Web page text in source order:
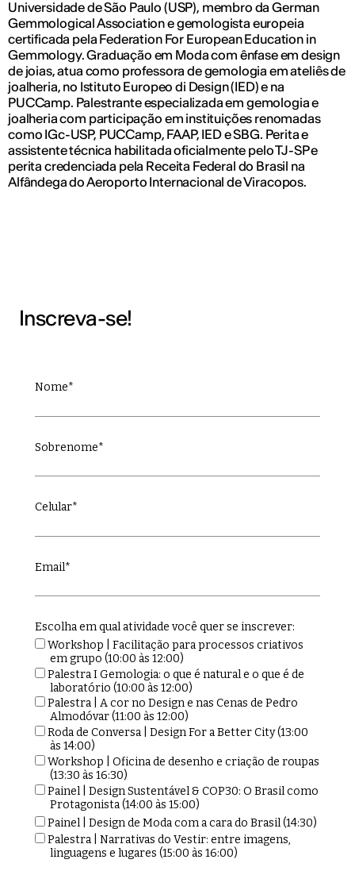
Universidade de São Paulo (USP), membro da German
Gemmological Association e gemologista europeia
certificada pela Federation For European Education in
Gemmology. Graduação em Moda com ênfase em design
de joias, atua como professora de gemologia em ateliês de
joalheria, no Istituto Europeo di Design (IED) e na
PUCCamp. Palestrante especializada em gemologia e
joalheria com participação em instituições renomadas
como IGc-USP, PUCCamp, FAAP, IED e SBG. Perita e
assistente técnica habilitada oficialmente pelo TJ-SP e
perita credenciada pela Receita Federal do Brasil na
Alfândega do Aeroporto Internacional de Viracopos.
Inscreva-se!
Nome*
Sobrenome*
Celular*
Email*
Escolha em qual atividade você quer se inscrever:
Workshop | Facilitação para processos criativos
em grupo (10:00 às 12:00)
Palestra I Gemologia: o que é natural e o que é de
laboratório (10:00 às 12:00)
Palestra | A cor no Design e nas Cenas de Pedro
Almodóvar (11:00 às 12:00)
Roda de Conversa | Design For a Better City (13:00
às 14:00)
Workshop | Oficina de desenho e criação de roupas
(13:30 às 16:30)
Painel | Design Sustentável & COP30: O Brasil como
Protagonista (14:00 às 15:00)
Painel | Design de Moda com a cara do Brasil (14:30)
Palestra | Narrativas do Vestir: entre imagens,
linguagens e lugares (15:00 às 16:00)